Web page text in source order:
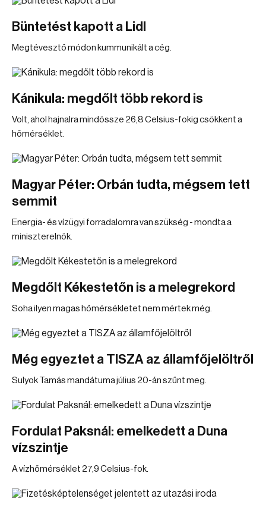
Büntetést kapott a Lidl
Megtévesztő módon kummunikált a cég.
Kánikula: megdőlt több rekord is
Volt, ahol hajnalra mindössze 26,8 Celsius-fokig csökkent a
hőmérséklet.
Magyar Péter: Orbán tudta, mégsem tett
semmit
Energia- és vízügyi forradalomra van szükség - mondta a
miniszterelnök.
Megdőlt Kékestetőn is a melegrekord
Soha ilyen magas hőmérsékletet nem mértek még.
Még egyeztet a TISZA az államfőjelöltről
Sulyok Tamás mandátuma július 20-án szűnt meg.
Fordulat Paksnál: emelkedett a Duna
vízszintje
A vízhőmérséklet 27,9 Celsius-fok.